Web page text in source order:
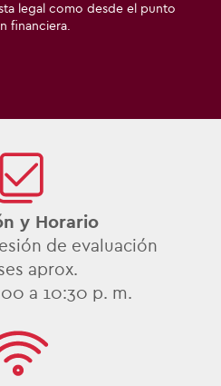
legal como desde el punto
financiera.
y Horario
de evaluación
aprox.
a 10:30 p. m.